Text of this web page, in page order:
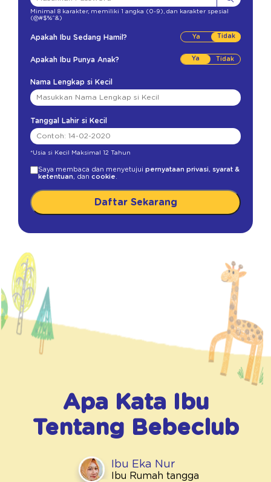
Minimal 8 karakter, memiliki 1 angka (0-9) dan karakter spesial
(@#$%^&)
Apakah Ibu Sedang Hamil? Tidak
Apakah Ibu Punya Anak? Ya
Nama Lengkap si Kecil
Tanggal Lahir si Kecil
*Usia si Kecil Maksimal 12 Tahun
Saya membaca dan menyetujui pernyataan privasi, syarat &
ketentuan, dan cookie
Daftar Sekarang
Apa Kata Ibu
Tentang Bebeclub
Ibu Eka Nur
Ibu Rumah tangga